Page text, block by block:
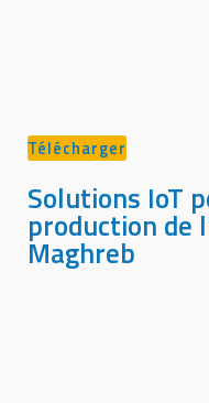
Télécharger
Solutions IoT
production de
Maghreb